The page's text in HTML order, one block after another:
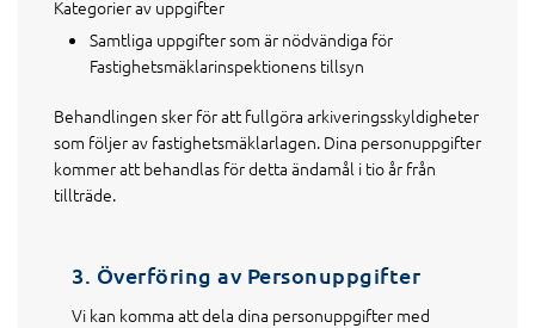
Kategorier av uppgifter
Samtliga uppgifter som är nödvändiga för
Fastighetsmäklarinspektionens tillsyn
Behandlingen sker för att fullgöra arkiveringsskyldigheter
som följer av fastighetsmäklarlagen. Dina personuppgifter
kommer att behandlas för detta ändamål i tio år från
tillträde.
3. Överföring av Personuppgifter
Vi kan komma att dela dina personuppgifter med